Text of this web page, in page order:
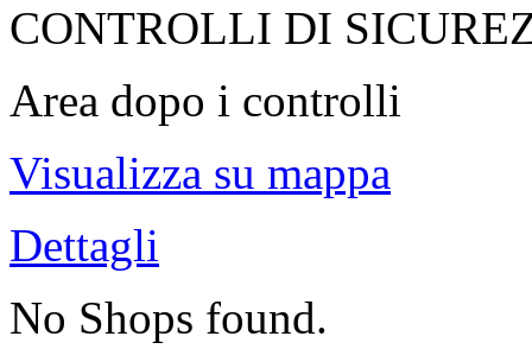
CONTROLLI DI
Area dopo i controlli
Visualizza su mappa
Dettagli
No Shops found.